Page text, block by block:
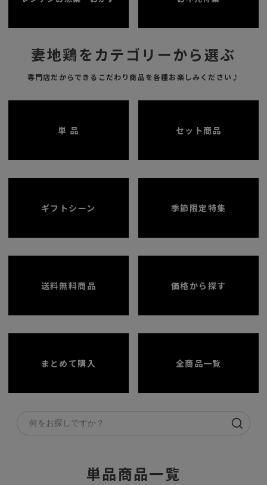
妻地鶏をカテゴリーから選ぶ
専門店だからできるこだわり商品を各種お楽しみください♪
単 品 セット商品
ギフトシーン 季節限定特集
送料無料商品 価格から探す
まとめて購入 全商品一覧
単品商品一覧